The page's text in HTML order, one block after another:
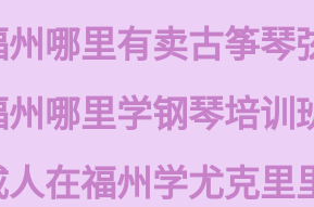
州哪里有卖古筝琴
州哪里学钢琴培训
人在福州学尤克里